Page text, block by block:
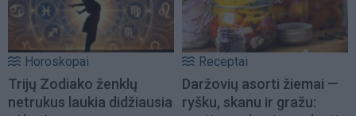
Horoskopai
Trijų Zodiako ženklų
netrukus laukia didžiausia
Receptai
Daržovių asorti žiemai —
ryšku, skanu ir gražu: